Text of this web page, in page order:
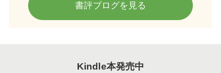
書評ブログを見る
Kindle本発売中